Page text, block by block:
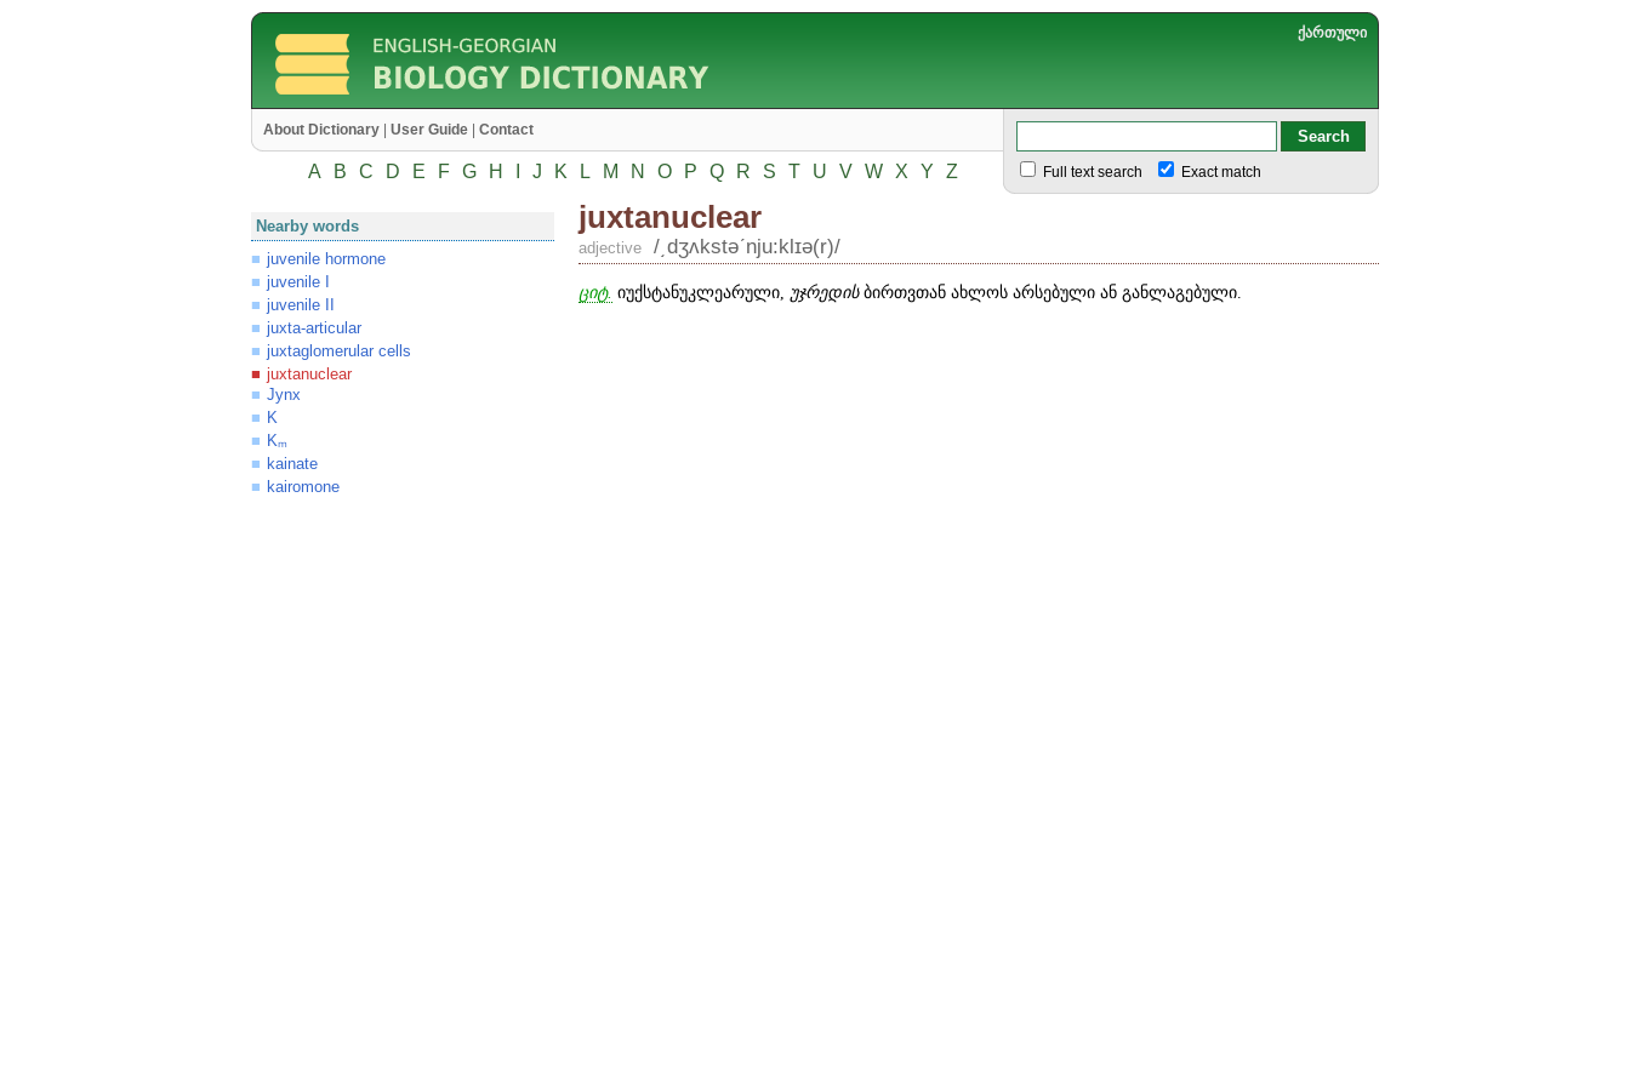
ქართული
About Dictionary User Guide Contact
A B C D E F G H J K L M N O P Q R S T U V W X Y Z Full text search Exact match
Nearby words
juvenile hormone
juvenile I
juvenile II
juxta-articular
juxtaglomerular cells
juxtanuclear
Jynx
K
Kₘ
kainate
kairomone
juxtanuclear
adjective /͵dʒʌkstəʹnju:klɪə(r)/
ციტ. იუქსტანუკლეარული, უჯრედისბირთვთან ახლოს არსებული ან განლაგებული.